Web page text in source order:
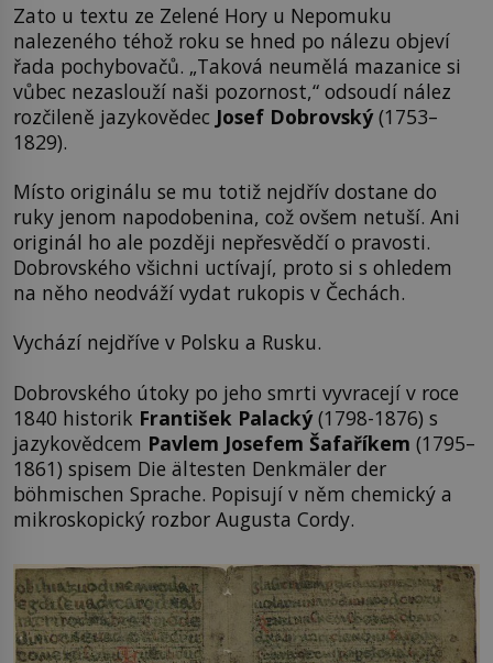
Zato u textu ze Zelené Hory u Nepomuku
nalezeného téhož roku se hned po nálezu objeví
řada pochybovačů. „Taková neumělá mazanice si
vůbec nezaslouží naši pozornost,“ odsoudí nález
rozčileně jazykovědec Josef Dobrovský(1753–
1829).
Místo originálu se mu totiž nejdřív dostane do
ruky jenom napodobenina, což ovšem netuší. Ani
originál ho ale později nepřesvědčí o pravosti.
Dobrovského všichni uctívají, proto si s ohledem
na něho neodváží vydat rukopis v Čechách.
Vychází nejdříve v Polsku a Rusku.
Dobrovského útoky po jeho smrti vyvracejí v roce
1840 historik František Palacký(1798-1876) s
jazykovědcem Pavlem Josefem Šafaříkem (1795–
1861) spisem Die ältesten Denkmäler der
böhmischen Sprache. Popisují v něm chemický a
mikroskopický rozbor Augusta Cordy.